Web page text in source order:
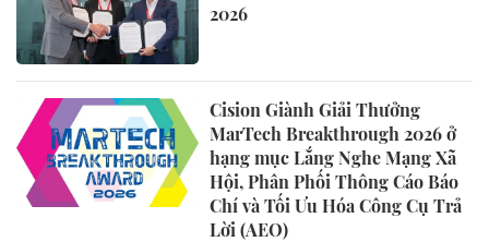
2026
Cision Giành Giải Thưởng
MarTech Breakthrough 2026 ở
hạng mục Lắng Nghe Mạng Xã
Hội, Phân Phối Thông Cáo Báo
Chí và Tối Ưu Hóa Công Cụ Trả
Lời (AEO)